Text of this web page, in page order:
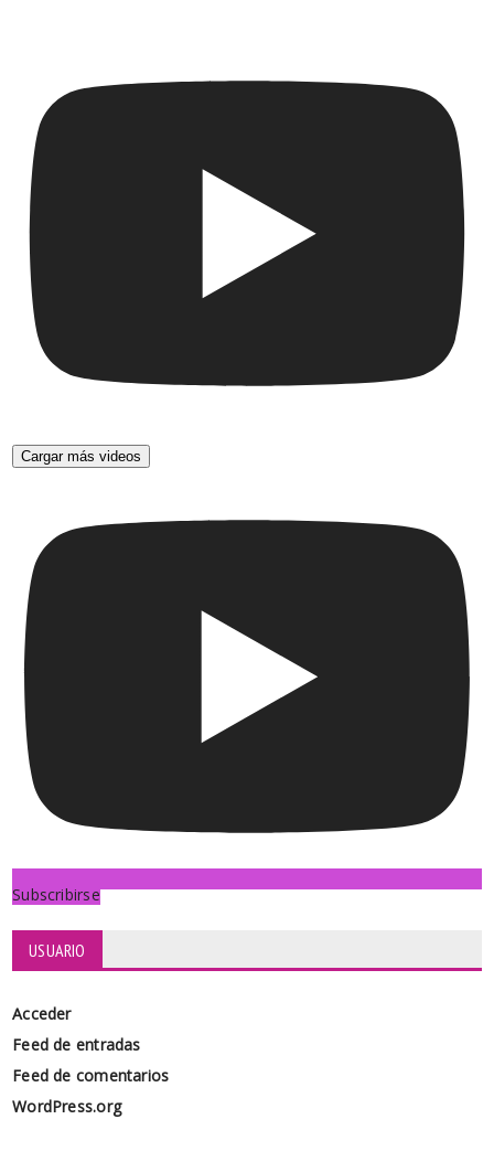
Cargar más videos
Subscribirse
USUARIO
Acceder
Feed de entradas
Feed de comentarios
WordPress.org